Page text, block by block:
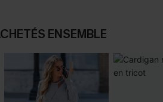
ENSEMBLE